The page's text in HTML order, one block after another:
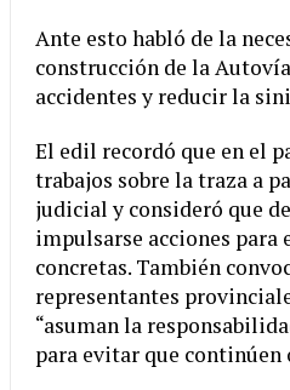
Ante esto habló de la
construcción de la
accidentes y reducir la
El edil recordó que en el
trabajos sobre la traza a
judicial y consideró que
impulsarse acciones para
concretas. También
representantes
“asuman la
para evitar que